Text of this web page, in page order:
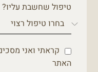
טיפול שחשבת עליו?
קראתי ואני
האתר